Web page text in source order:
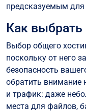
предсказуемым
Как выбрать
Выбор общего
поскольку от него
безопасность
обратить внимание
и трафик: даже
места для файлов,